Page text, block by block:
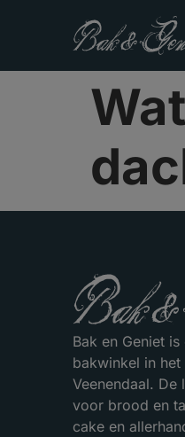
Bak en Geniet
bakwinkel in
Veenendaal. De
voor brood en
cake en